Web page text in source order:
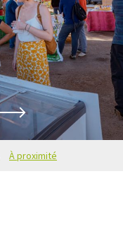
À proximité